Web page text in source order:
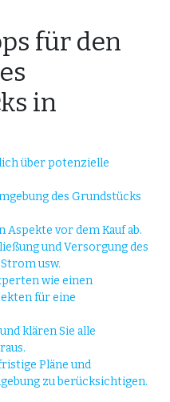
für den
in
über potenzielle
des Grundstücks
vor dem Kauf ab.
und Versorgung des
usw.
wie einen
für eine
klären Sie alle
Pläne und
zu berücksichtigen.